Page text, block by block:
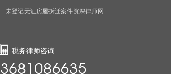
未登记无证房屋拆迁案件资深律师网
税务律师咨询